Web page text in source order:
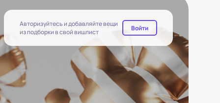
Авторизуйтесь и добавляйте вещи
из подборки в свой вишлист
Войти